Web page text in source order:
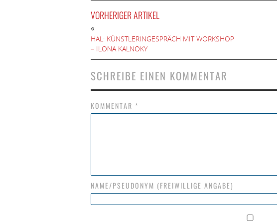
VORHERIGER ARTIKEL
«
HAL: KÜNSTLERINGESPRÄCH MIT WORKSHOP
– ILONA KALNOKY
SCHREIBE EINEN KOMMENTAR
KOMMENTAR *
NAME/PSEUDONYM (FREIWILLIGE ANGABE)